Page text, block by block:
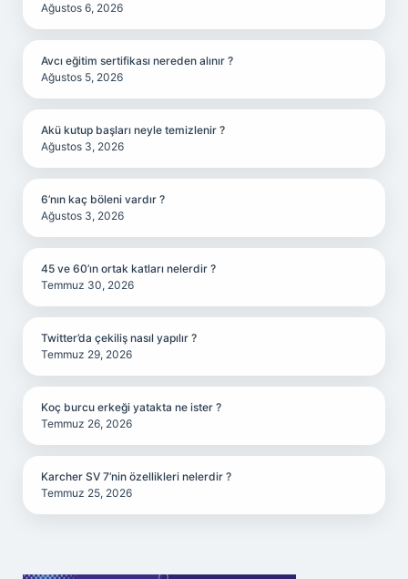
Ağustos 6, 2026
Avcı eğitim sertifikası nereden alınır ?
Ağustos 5, 2026
Akü kutup başları neyle temizlenir ?
Ağustos 3, 2026
6’nın kaç böleni vardır ?
Ağustos 3, 2026
45 ve 60’ın ortak katları nelerdir ?
Temmuz 30, 2026
Twitter’da çekiliş nasıl yapılır ?
Temmuz 29, 2026
Koç burcu erkeği yatakta ne ister ?
Temmuz 26, 2026
Karcher SV 7’nin özellikleri nelerdir ?
Temmuz 25, 2026